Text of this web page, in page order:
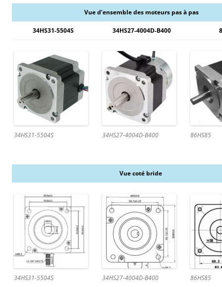
Vue d’ensemble des moteurs pas à pas
34HS31-5504S 34HS27-4004D-B400
34HS31-5504S 34HS27-4004D-B400 86HS85
Vue coté bride
34HS31-5504S 34HS27-4004D-B400 86HS85